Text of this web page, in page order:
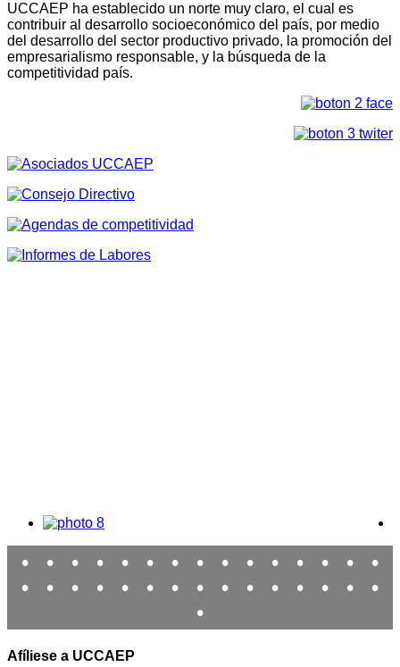
UCCAEP ha establecido un norte muy claro, el cual es
contribuir al desarrollo socioeconómico del país, por medio
del desarrollo del sector productivo privado, la promoción del
empresarialismo responsable, y la búsqueda de la
competitividad país.
• • • • • • • • • • • • • •
•
•
• • • • • • • • • • • • •
•
•
Afíliese a UCCAEP